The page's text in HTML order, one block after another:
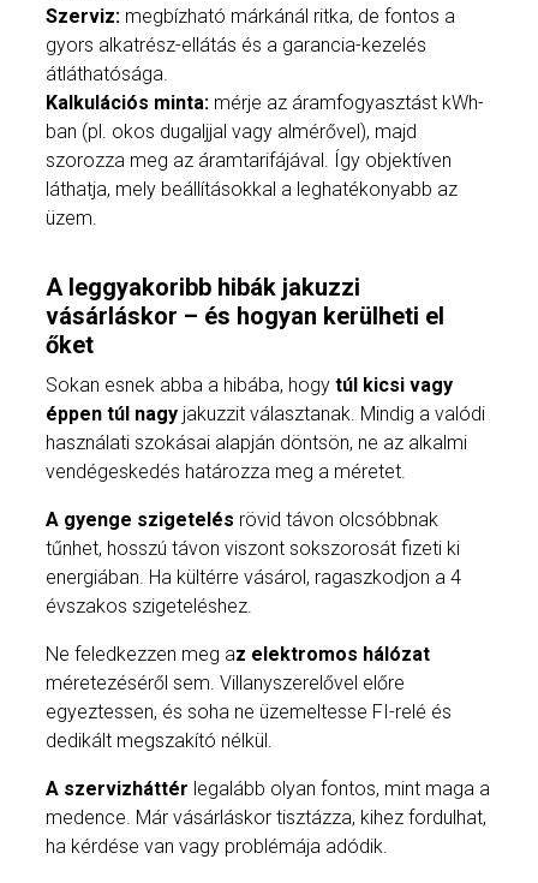
Szerviz: megbízható márkánál ritka, de fontos a
gyors alkatrész-ellátás és a garancia-kezelés
átláthatósága.
Kalkulációs minta: mérje az áramfogyasztást kWh-
ban (pl. okos dugaljjal vagy almérővel), majd
szorozza meg az áramtarifájával. Így objektíven
láthatja, mely beállításokkal a leghatékonyabb az
üzem.
A leggyakoribb hibák jakuzzi
vásárláskor – és hogyan kerülheti el
őket
Sokan esnek abba a hibába, hogytúl kicsi vagy
éppen túl nagy jakuzzit választanak. Mindig a valódi
használati szokásai alapján döntsön, ne az alkalmi
vendégeskedés határozza meg a méretet.
A gyenge szigetelés rövid távon olcsóbbnak
tűnhet, hosszú távon viszont sokszorosát fizeti ki
energiában. Ha kültérre vásárol, ragaszkodjon a 4
évszakos szigeteléshez.
Ne feledkezzen meg az elektromos hálózat
méretezéséről sem. Villanyszerelővel előre
egyeztessen, és soha ne üzemeltesse FI-relé és
dedikált megszakító nélkül.
A szervizháttér legalább olyan fontos, mint maga a
medence. Már vásárláskor tisztázza, kihez fordulhat,
ha kérdése van vagy problémája adódik.